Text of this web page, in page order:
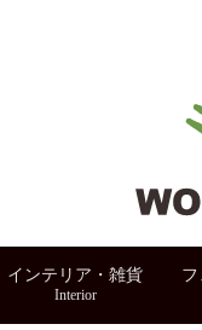
インテリア・雑貨